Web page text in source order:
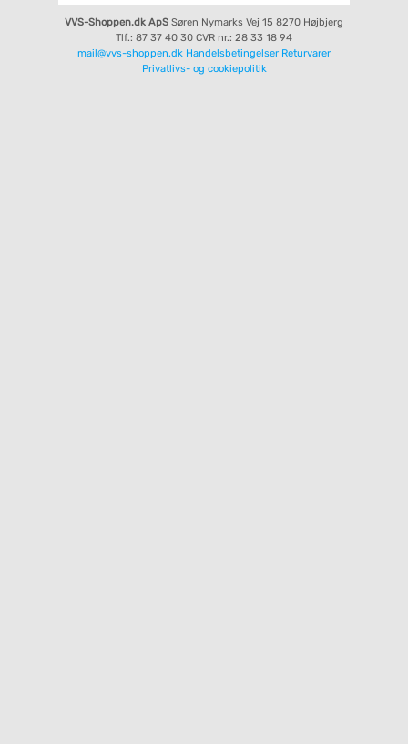
VVS-Shoppen.dk ApS Søren Nymarks Vej 15 8270 Højbjerg
Tlf.: 87 37 40 30 CVR nr.: 28 33 18 94
mail@vvs-shoppen.dk Handelsbetingelser Returvarer
Privatlivs- og cookiepolitik